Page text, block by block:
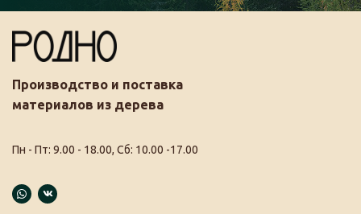
Производство и поставка
материалов из дерева
Пн - Пт: 9.00 - 18.00, Сб: 10.00 -17.00